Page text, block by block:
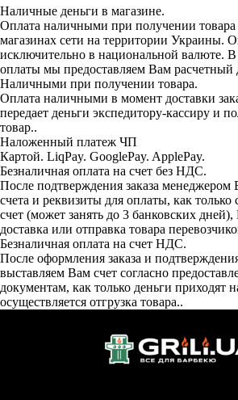
Наличные деньги в магазине.
Оплата наличными при получении товара
магазинах сети на территории Украины.
исключительно в национальной валюте.
оплаты мы предоставляем Вам расчетный
Наличными при получении товара.
Оплата наличными в момент доставки
передает деньги экспедитору-кассиру и
товар..
Наложенный платеж ЧП
Картой. LiqPay. GooglePay. ApplePay.
Безналичная оплата на счет без НДС.
После подтверждения заказа менеджером
счета и реквизиты для оплаты, как только
счет (может занять до 3 банковских
доставка или отправка товара
Безналичная оплата на счет НДС.
После оформления заказа и
выставляем Вам счет согласно
документам, как только деньги приходят
осуществляется отгрузка товара..